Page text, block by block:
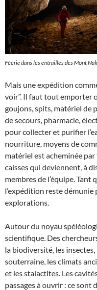
Féerie dans les entrailles des Mont
Mais une expédition
voir”. Il faut tout emporter
goujons, spits, matériel de
de secours, pharmacie,
pour collecter et purifier
nourriture, moyens de
matériel est acheminée
caisses qui deviennent, à
membres de l’équipe. Tant
l’expédition reste
explorations.
Autour du noyau
scientifique. Des
la biodiversité, les
souterraine, les climats
et les stalactites. Les
passages à ouvrir : ce sont